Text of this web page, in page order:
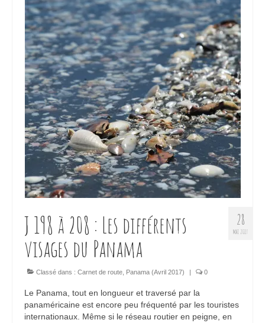
28
MAI 2017
J 198 à 208 : Les différents
visages du Panama
Classé dans : Carnet de route Panama (Avril 2017) | 0
Le Panama, tout en longueur et traversé par la
panaméricaine est encore peu fréquenté par les touristes
internationaux. Même si le réseau routier en peigne, en